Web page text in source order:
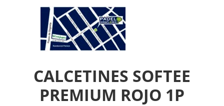
CALCETINES SOFTEE
PREMIUM ROJO 1P